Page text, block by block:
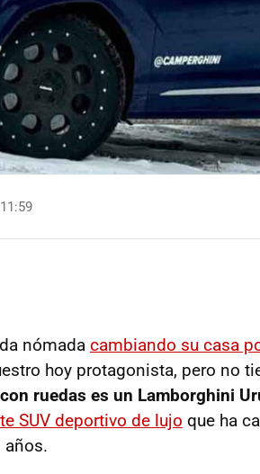
nómada cambiando su casa
hoy protagonista, pero no
ruedas es un Lamborghini
SUV deportivo de lujo que ha
años.